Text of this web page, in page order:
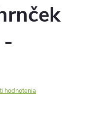
hodnotenia